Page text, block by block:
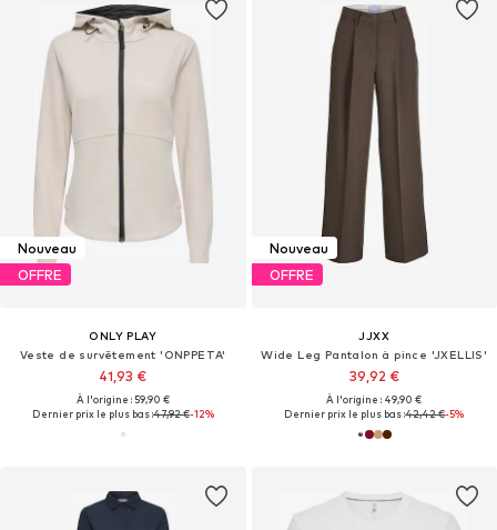
Nouveau
OFFRE
ONLY PLAY
Veste de survêtement 'ONPPETA'
41,93 €
À l'origine : 59,90 €
Dernier prix le plus bas :47,92 €-12%
Nouveau
OFFRE
JJXX
Wide Leg Pantalon à pince 'JXELLIS'
39,92 €
À l'origine : 49,90 €
Dernier prix le plus bas :42,42 €-5%